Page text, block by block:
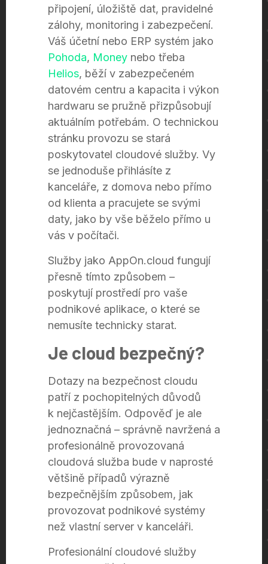
připojení, úložiště dat, pravidelné
zálohy, monitoring i zabezpečení.
Váš účetní nebo ERP systém jako
Pohoda, Money nebo třeba
Helios, běží v zabezpečeném
datovém centru a kapacita i výkon
hardwaru se pružně přizpůsobují
aktuálním potřebám. O technickou
stránku provozu se stará
poskytovatel cloudové služby. Vy
se jednoduše přihlásíte z
kanceláře, z domova nebo přímo
od klienta a pracujete se svými
daty, jako by vše běželo přímo u
vás v počítači.
Služby jako AppOn.cloud fungují
přesně tímto způsobem –
poskytují prostředí pro vaše
podnikové aplikace, o které se
nemusíte technicky starat.
Je cloud bezpečný?
Dotazy na bezpečnost cloudu
patří z pochopitelných důvodů
k nejčastějším. Odpověď je ale
jednoznačná – správně navržená a
profesionálně provozovaná
cloudová služba bude v naprosté
většině případů výrazně
bezpečnějším způsobem, jak
provozovat podnikové systémy
než vlastní server v kanceláři.
Profesionální cloudové služby